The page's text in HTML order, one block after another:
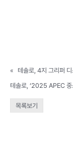
«
테솔로, 4지 그리퍼
테솔로, ‘2025 APEC 중
목록보기